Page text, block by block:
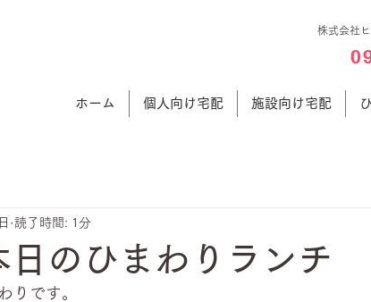
株式会社
ホーム 個人向け宅配 施設向け宅配
のひまわりランチ
読了時間: 1分
りです。